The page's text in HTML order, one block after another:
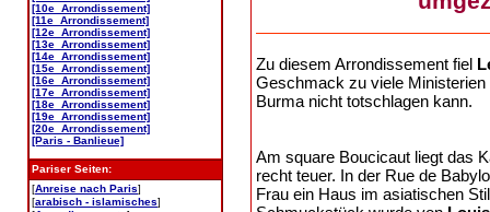
[10e Arrondissement]
[11e Arrondissement]
[12e Arrondissement]
[13e Arrondissement]
[14e Arrondissement]
[15e Arrondissement]
[16e Arrondissement]
[17e Arrondissement]
[18e Arrondissement]
[19e Arrondissement]
[20e Arrondissement]
[Paris - Banlieue]
Pariser Seiten:
[Anreise nach Paris]
[arabisch - islamisches]
Zu diesem Arrondissement fiel
Geschmack zu viele
Burma nicht totschlagen kann.
Am square Boucicaut liegt das
recht teuer. In der Rue de
Frau ein Haus im asiatischen